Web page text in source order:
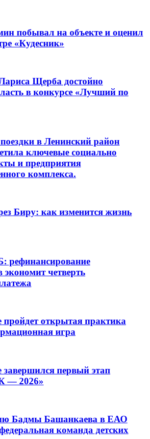
побывал на объекте и оценил
«Кудесник»
Щерба достойно
в конкурсе «Лучший по
в Ленинский район
ключевые социально
и предприятия
комплекса.
Биру: как изменится жизнь
рефинансирование
экономит четверть
открытая практика
игра
первый этап
— 2026»
Бадмы Башанкаева в ЕАО
команда детских